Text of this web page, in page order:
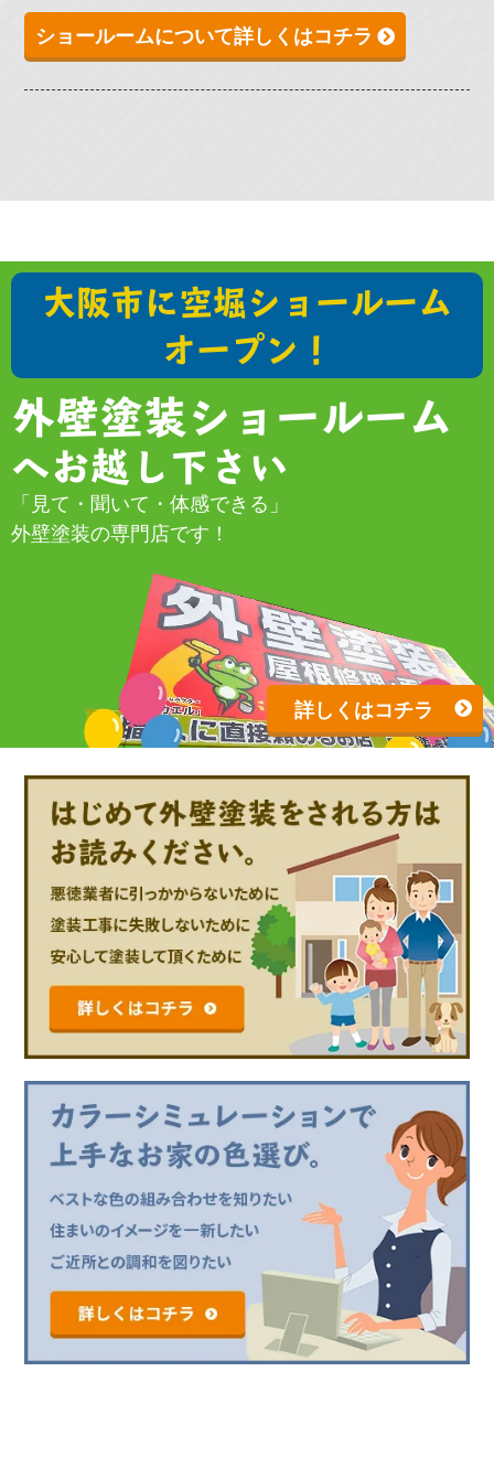
ショールームについて詳しくはコチラ
大阪市に空堀ショールーム
オープン！
外壁塗装ショールーム
へお越し下さい
「見て・聞いて・体感できる」
外壁塗装の専門店です！
詳しくはコチラ